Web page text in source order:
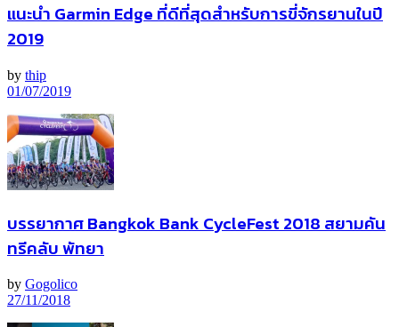
แนะนำ Garmin Edge ที่ดีที่สุดสำหรับการขี่จักรยานในปี
2019
by thip
01/07/2019
บรรยากาศ Bangkok Bank CycleFest 2018 สยามคัน
ทรีคลับ พัทยา
by Gogolico
27/11/2018